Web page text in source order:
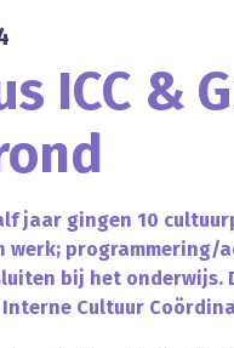
ICC &
jaar gingen 10
werk;
bij het onderwijs.
Cultuur